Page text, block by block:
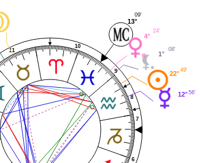
6
7
8
9
10
11
12° 56'
22° 49'
1°
08'
4°
24'
13°
09'